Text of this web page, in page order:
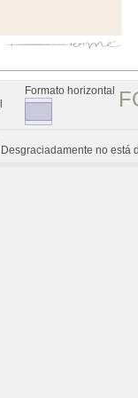
Formato horizontal
Desgraciadamente no está